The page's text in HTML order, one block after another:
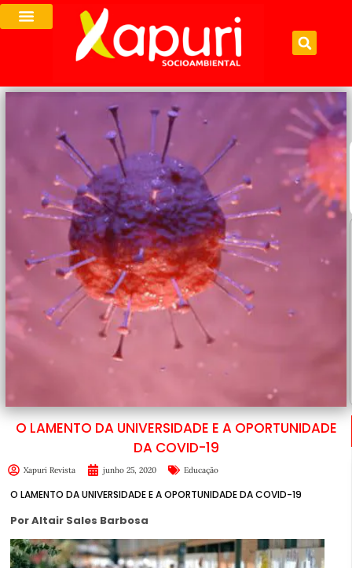
O LAMENTO DA UNIVERSIDADE E A OPORTUNIDADE
DA COVID-19
Xapuri Revista junho 25, 2020 Educação
O LAMENTO DA UNIVERSIDADE E A OPORTUNIDADE DA COVID-19
Por Altair Sales Barbosa